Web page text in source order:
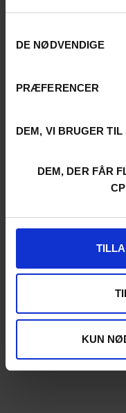
DE NØDVENDIGE
PRÆFERENCER
DEM, VI BRUGER TIL
DEM, DER FÅR
KUN